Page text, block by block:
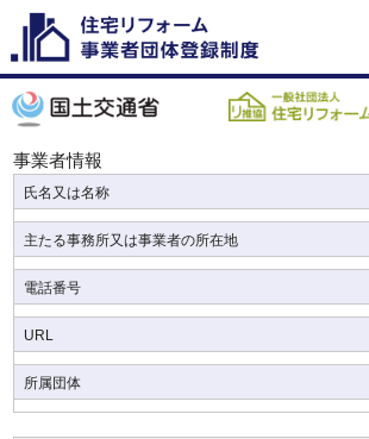
事業者情報
氏名又は名称
主たる事務所又は事業者の所在地
電話番号
URL
所属団体